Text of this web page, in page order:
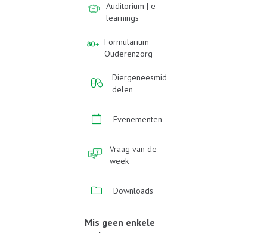
Auditorium | e-
learnings
Formularium
Ouderenzorg
Diergeneesmid
delen
Evenementen
Vraag van de
week
Downloads
Mis geen enkele